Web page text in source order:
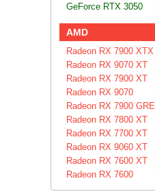
GeForce RTX 3050
AMD
Radeon RX 7900 XTX
Radeon RX 9070 XT
Radeon RX 7900 XT
Radeon RX 9070
Radeon RX 7900 GRE
Radeon RX 7800 XT
Radeon RX 7700 XT
Radeon RX 9060 XT
Radeon RX 7600 XT
Radeon RX 7600